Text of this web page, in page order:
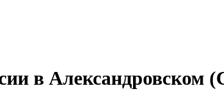
в Александровском